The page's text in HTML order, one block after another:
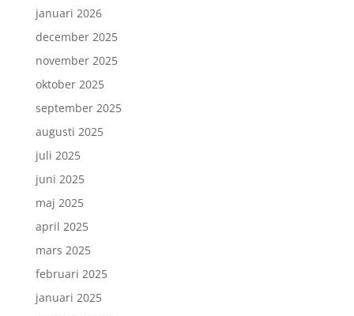
januari 2026
december 2025
november 2025
oktober 2025
september 2025
augusti 2025
juli 2025
juni 2025
maj 2025
april 2025
mars 2025
februari 2025
januari 2025